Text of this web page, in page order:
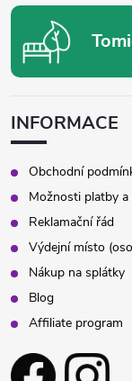
INFORMACE
Obchodní
Možnosti platby
Reklamační řád
Výdejní místo
Nákup na splátky
Blog
Affiliate program